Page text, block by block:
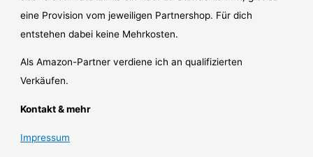
eine Provision vom jeweiligen Partnershop. Für dich
entstehen dabei keine Mehrkosten.
Als Amazon-Partner verdiene ich an qualifizierten
Verkäufen.
Kontakt & mehr
Impressum